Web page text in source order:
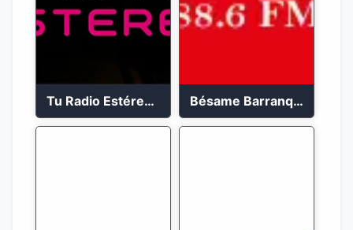
Tu Radio Estéreo 24/7 Bésame Barranquilla en vivo 88.6 FM